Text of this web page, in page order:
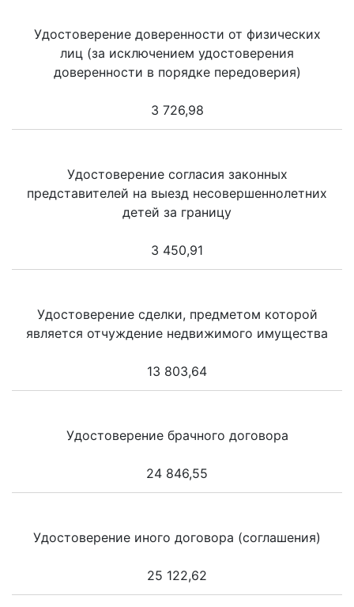
Удостоверение доверенности от физических
лиц (за исключением удостоверения
доверенности в порядке передоверия)
3 726,98
Удостоверение согласия законных
представителей на выезд несовершеннолетних
детей за границу
3 450,91
Удостоверение сделки, предметом которой
является отчуждение недвижимого имущества
13 803,64
Удостоверение брачного договора
24 846,55
Удостоверение иного договора (соглашения)
25 122,62